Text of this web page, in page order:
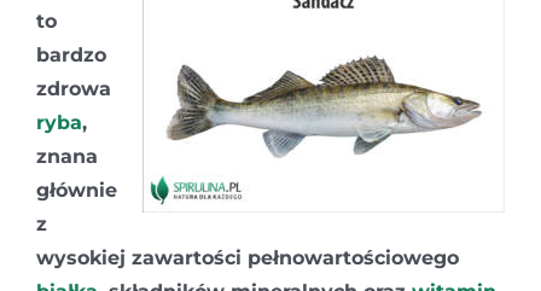
to
bardzo
zdrowa
ryba,
znana
głównie
z
wysokiej zawartości pełnowartościowego